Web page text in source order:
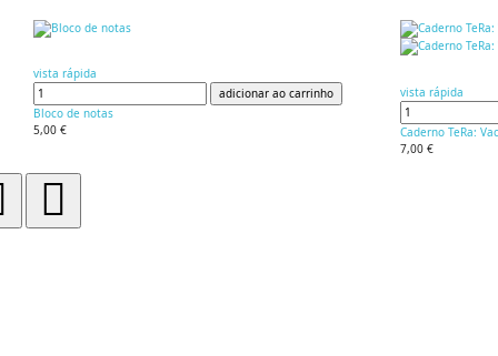
vista rápida
adicionar ao carrinho
Bloco de notas
5,00 €
vista rápida
Caderno TeRa:
7,00 €